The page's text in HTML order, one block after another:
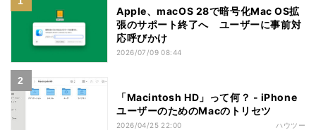
Apple、macOS 28で暗号化Mac OS拡
張のサポート終了へ ユーザーに事前対
応呼びかけ
2026/07/09 08:44
「Macintosh HD」って何？ - iPhone
ユーザーのためのMacのトリセツ
2026/04/25 22:00 ハウツー